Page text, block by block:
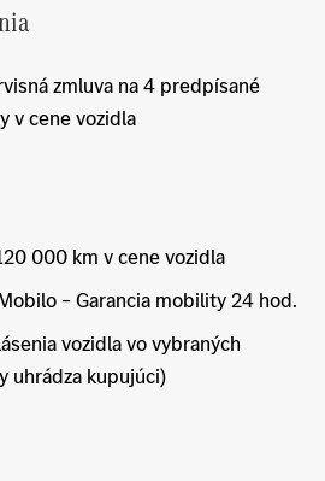
zmluva na 4 predpísané
v cene vozidla
000 km v cene vozidla
– Garancia mobility 24 hod.
vozidla vo vybraných
uhrádza kupujúci)